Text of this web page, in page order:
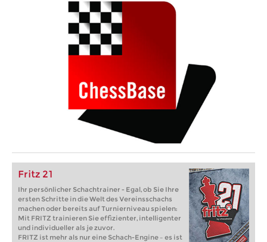
Fritz 21
Ihr persönlicher Schachtrainer - Egal, ob Sie Ihre
ersten Schritte in die Welt des Vereinsschachs
machen oder bereits auf Turnierniveau spielen:
Mit FRITZ trainieren Sie effizienter, intelligenter
und individueller als je zuvor.
FRITZ ist mehr als nur eine Schach-Engine – es ist